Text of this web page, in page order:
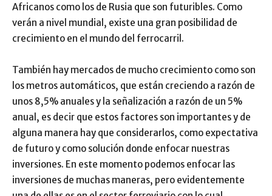
Africanos como los de Rusia que son futuribles. Como
verán a nivel mundial, existe una gran posibilidad de
crecimiento en el mundo del ferrocarril.
También hay mercados de mucho crecimiento como son
los metros automáticos, que están creciendo a razón de
unos 8,5% anuales y la señalización a razón de un 5%
anual, es decir que estos factores son importantes y de
alguna manera hay que considerarlos, como expectativa
de futuro y como solución donde enfocar nuestras
inversiones. En este momento podemos enfocar las
inversiones de muchas maneras, pero evidentemente